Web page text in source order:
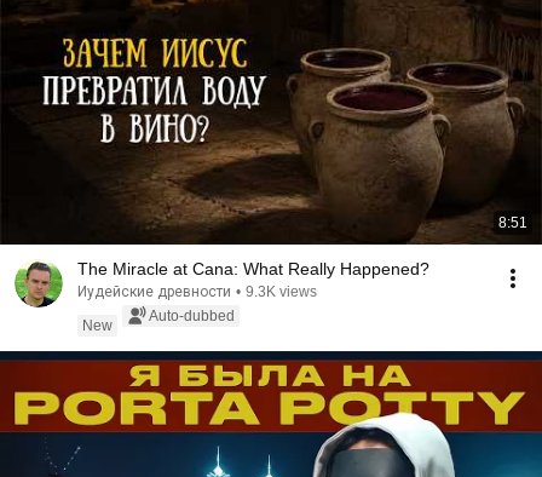
8:51
The Miracle at Cana: What Really Happened?
Иудейские древности • 9.3K views
New
Auto-dubbed